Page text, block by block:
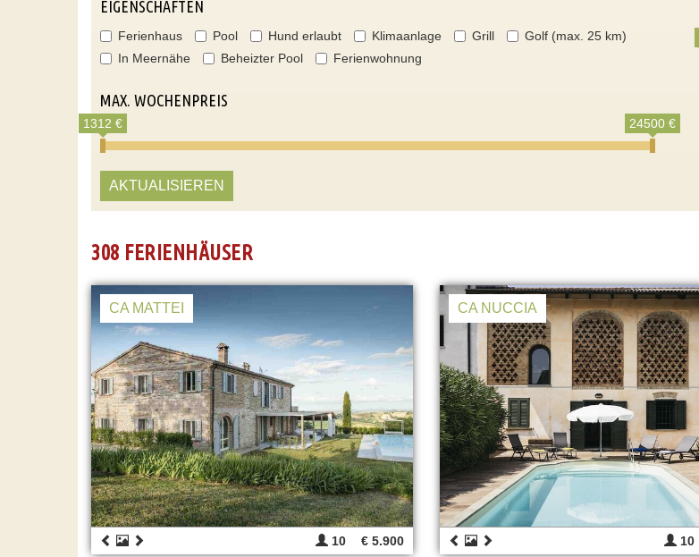
EIGENSCHAFTEN
Ferienhaus Pool Hund erlaubt Klimaanlage Grill
Golf (max. 25 km)
In Meernähe
Beheizter Pool Ferienwohnung
MAX. WOCHENPREIS
1312 € 24500 €
AKTUALISIEREN
308 FERIENHÄUSER
CA MATTEI
10 € 5.900
CA NUCCIA
10